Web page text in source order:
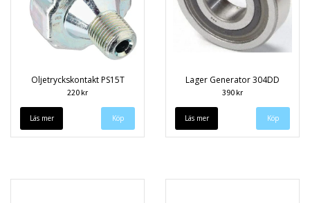
Oljetryckskontakt PS15T
220 kr
Läs mer
Lager Generator 304DD
390 kr
Läs mer